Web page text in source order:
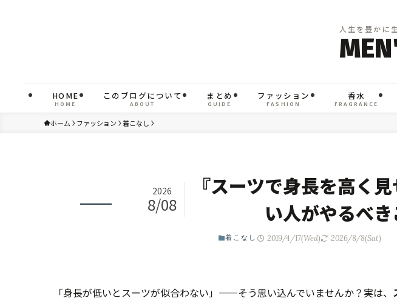
HOME
HOME
このブログについて
ABOUT
まとめ
GUIDE
ファッション
FASHION
香水
FRAGRANCE
ホーム ファッション 着こなし
『スーツで身長を高く
い人がやるべき
2026
8/08
着こなし 2019/4/17(Wed) 2026/8/8(Sat)
「身長が低いとスーツが似合わない」——そう思い込んでいませんか？実は、